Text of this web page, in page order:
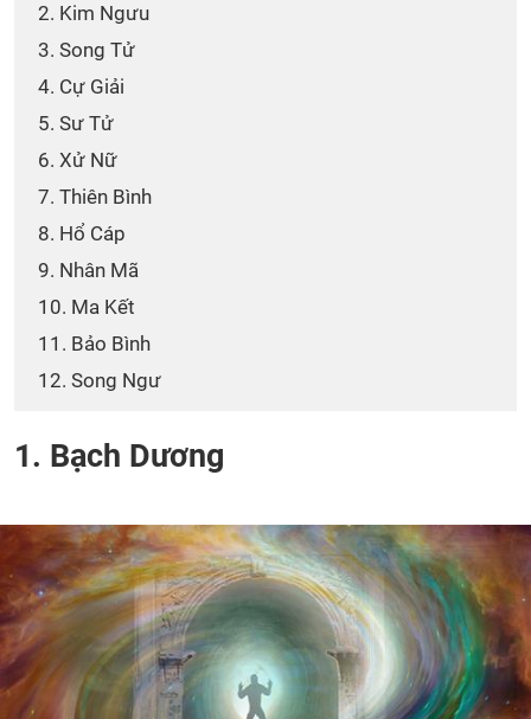
2. Kim Ngưu
3. Song Tử
4. Cự Giải
5. Sư Tử
6. Xử Nữ
7. Thiên Bình
8. Hổ Cáp
9. Nhân Mã
10. Ma Kết
11. Bảo Bình
12. Song Ngư
1. Bạch Dương